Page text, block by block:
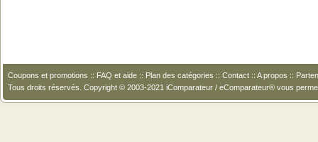
Coupons et promotions :: FAQ et aide :: Plan des catégories :: Contact :: A propos ::
Tous droits réservés. Copyright © 2003-2021 iComparateur / eComparateur® vous